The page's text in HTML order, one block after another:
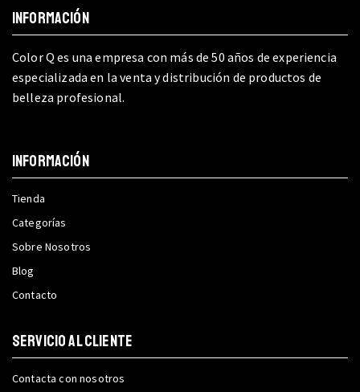
INFORMACIÓN
Color Q es una empresa con más de 50 años de experiencia
especializada en la venta y distribución de productos de
belleza profesional.
INFORMACIÓN
Tienda
Categorías
Sobre Nosotros
Blog
Contacto
SERVICIO AL CLIENTE
Contacta con nosotros